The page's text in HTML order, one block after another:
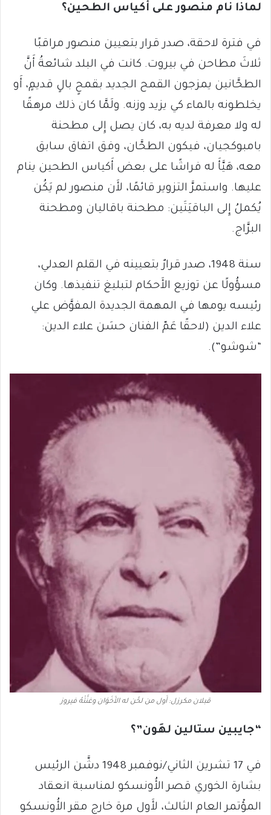
لماذا نام منصور على أَكياس الطحين؟
في فترة لاحقة، صدر قرار بتعيين منصور مراقبًا
ثلاثَ مطاحن في بيروت. كانت في البلد شائعةُ أَنَّ
الطحَّانين يمزجون القمح الجديد بقمحٍ بالٍ قديمٍ، أَو
يخلطونه بالماء كي يزيد وزنه. ولَمَّا كان ذلك مرهقًا
له ولا معرفة لديه به، كان يصل إِلى مطحنة
بامبوكجيان، فيكون الطحَّان، وفق اتفاق سابق
معه، هَيَّأَ له فراشًا على بعض أَكياس الطحين ينام
عليها. واستمرَّ التزوير قائمًا، لأَن منصور لم يَكُن
يُكملُ إِلى الباقيَتَين: مطحنة باقاليان ومطحنة
البرَّاج.
سنة 1948، صدر قرارٌ بتعيينه في القلم العدلي،
مسؤُولًا عن توزيع الأَحكام لتبليغ تنفيذها. وكان
رئيسه يومها في المهمة الجديدة المفوَّض علي
علاء الدين (لاحقًا عَمّ الفنان حسَن علاء الدين:
“شوشو”).
قبلان مكرزل: أَول من لحَّن له الأَخَوَان وغنَّتْهُ فيروز
“جايبين ستالين لهَون”؟
في 17 تشرين الثاني/نوفمبر 1948 دشَّن الرئيس
بشارة الخوري قصر الأُونسكو لمناسبة انعقاد
المؤْتمر العام الثالث، لأَول مرة خارج مقر الأُونسكو